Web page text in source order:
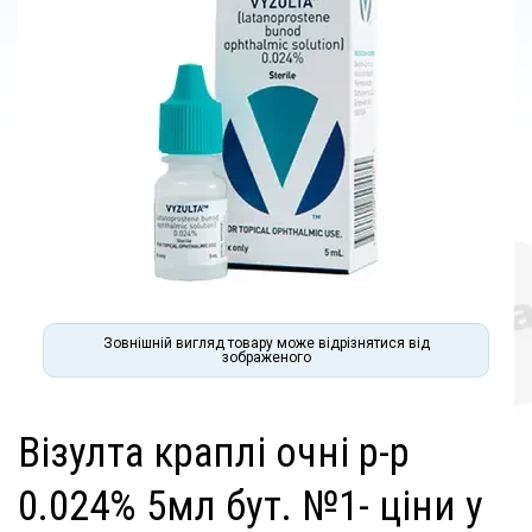
Зовнішній вигляд товару може відрізнятися від
зображеного
візулта краплі очні р-р
0.024% 5мл бут. №1- ціни у